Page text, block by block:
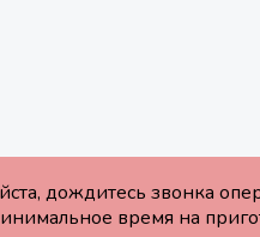
дождитесь звонка
время на